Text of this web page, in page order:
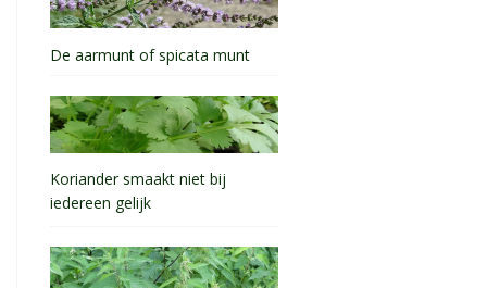
De aarmunt of spicata munt
Koriander smaakt niet bij
iedereen gelijk